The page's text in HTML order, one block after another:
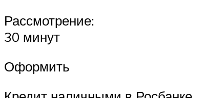
Рассмотрение:
30 минут
Оформить